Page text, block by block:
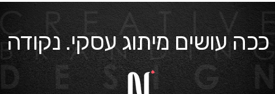
ככה עושים מיתוג עסקי. נקודה